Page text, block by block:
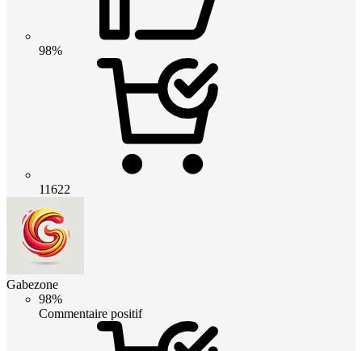
98%
11622
Gabezone
98%
Commentaire positif